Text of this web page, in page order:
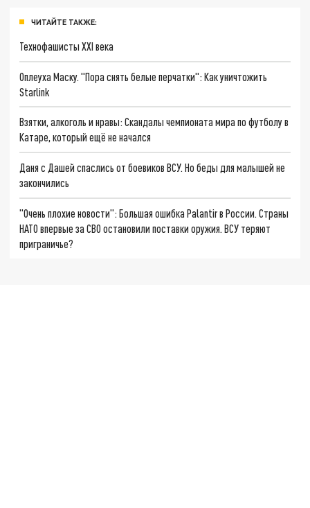
ЧИТАЙТЕ ТАКЖЕ:
Технофашисты XXI века
Оплеуха Маску. "Пора снять белые перчатки": Как уничтожить
Starlink
Взятки, алкоголь и нравы: Скандалы чемпионата мира по футболу в
Катаре, который ещё не начался
Даня с Дашей спаслись от боевиков ВСУ. Но беды для малышей не
закончились
"Очень плохие новости": Большая ошибка Palantir в России. Страны
НАТО впервые за СВО остановили поставки оружия. ВСУ теряют
приграничье?